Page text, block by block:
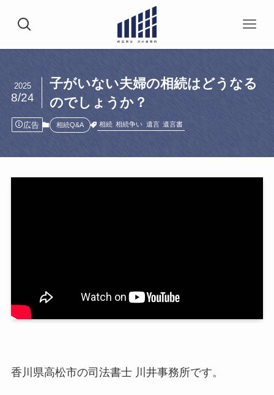
子がいない夫婦の相続はどうなる
のでしょうか？
2025
8/24
広告 相続Q&A 相続 相続争い 遺言 遺言書
香川県高松市の司法書士 川井事務所です。